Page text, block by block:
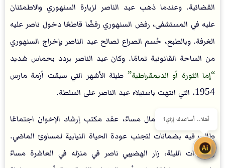
القضائية. وعندما ذهب عبد الناصر لزيارة السنهوري والاطمئنان
عليه في المستشفى، رفض السنهوري رفضًا قاطعًا دخول ناصر عليه
الغرفة. وبالطبع، حُسم الصراع لصالح عبد الناصر بإخراج السنهوري
من الساحة القانونية تمامًا. وكان عبد الناصر يردد بحماس شديد
إما الثورة أو الديمقراطية
طيلة الأشهر التي سبقت أزمة مارس
1954، التي انتهت باستيلاء عبد الناصر على السلطة.
في يوم إضراب العمال مساءً، عقد مكتب إرشاد الإخوان اجتماعًا
طالب فيه بضمانات لتجنب عودة الحياة النيابية لمساوئ الماضي.
وفي ذات الليلة، زار الهضيبي ناصر في منزله في العاشرة مساءً
أهلا.. أساعدك إزاي؟